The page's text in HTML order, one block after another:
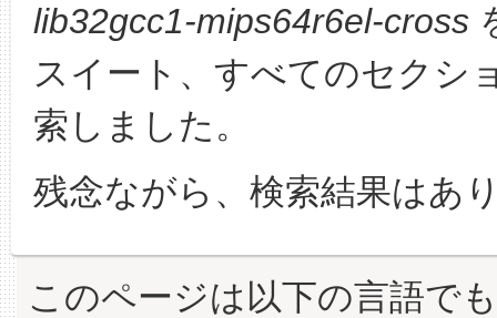
lib32gcc1-mips64r6el-cross
スイート、すべてのセクシ
索しました。
残念ながら、検索結果はあ
このページは以下の言語で